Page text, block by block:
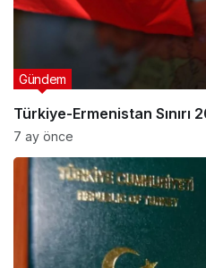
Türkiye-Ermenistan Sınırı
Gündem
7 ay önce